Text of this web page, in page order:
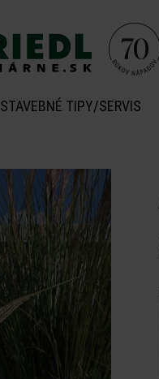
STAVEBNÉ TIPY/SERVIS